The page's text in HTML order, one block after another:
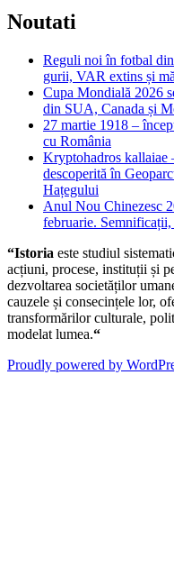
Noutati
Reguli noi în fotbal din
gurii, VAR extins și
Cupa Mondială 2026
din SUA, Canada și
27 martie 1918 –
cu România
Kryptohadros kallaiae
descoperită în
Hațegului
Anul Nou Chinezesc
februarie.
“Istoria este studiul
acțiuni, procese, instituții și
dezvoltarea societăților
cauzele și consecințele lor,
transformărilor culturale,
modelat lumea.“
Proudly powered by